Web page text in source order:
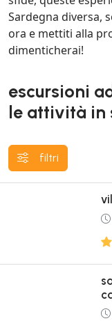
Sardegna diversa,
ora e mettiti alla
dimenticherai!
escursioni
le attività in
filtri